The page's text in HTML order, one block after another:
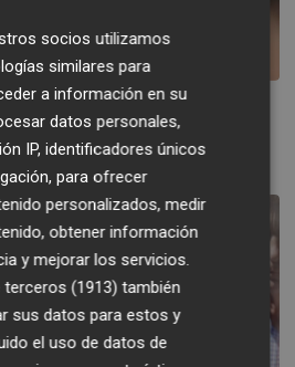
"se niega a hacer el
sin hogar para ocultar
socios utilizamos
similares para
a información en su
datos personales,
IP, identificadores únicos
para ofrecer
personalizados, medir
obtener información
y mejorar los servicios.
terceros (1913) también
sus datos para estos y
el uso de datos de